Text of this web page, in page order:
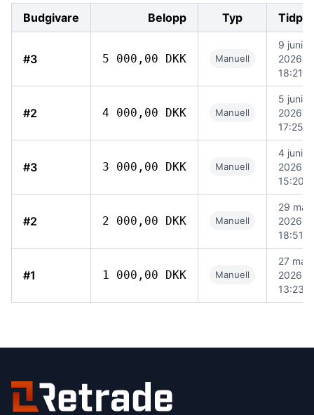
Budgivare Belopp Typ
#3 5 000,00 DKK Manuell
9 juni
2026
18:21
#2 4 000,00 DKK Manuell
5 juni
2026
17:25
#3 3 000,00 DKK Manuell
4 juni
2026
15:20
#2 2 000,00 DKK Manuell
29 maj
2026
18:51
#1 1 000,00 DKK Manuell
27 maj
2026
13:23